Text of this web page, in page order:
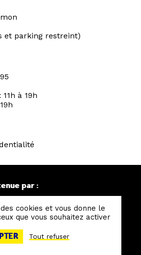
et parking restreint)
à 19h
par :
cookies et vous donne le
que vous souhaitez activer
Tout refuser